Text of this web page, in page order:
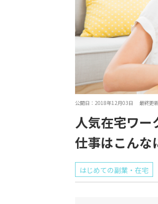
公開日：2018年12月03日 最終更
人気在宅ワー
仕事はこんな
はじめての副業・在宅